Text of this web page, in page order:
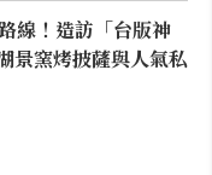
線！造訪「台版神
景窯烤披薩與人氣私